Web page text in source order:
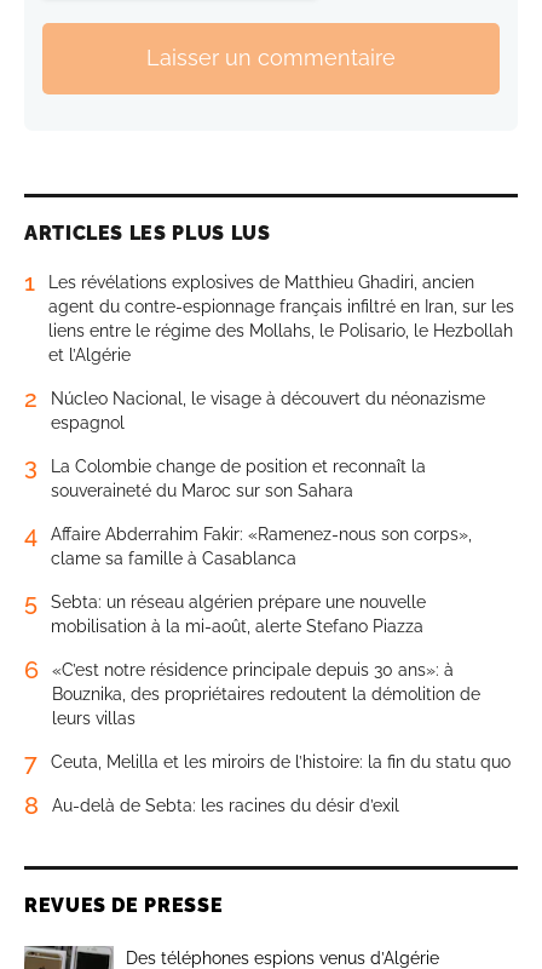
Laisser un commentaire
ARTICLES LES PLUS LUS
1
Les révélations explosives de Matthieu Ghadiri, ancien
agent du contre-espionnage français infiltré en Iran, sur les
liens entre le régime des Mollahs, le Polisario, le Hezbollah
et l’Algérie
2
Núcleo Nacional, le visage à découvert du néonazisme
espagnol
3
La Colombie change de position et reconnaît la
souveraineté du Maroc sur son Sahara
4
Affaire Abderrahim Fakir: «Ramenez-nous son corps»,
clame sa famille à Casablanca
5
Sebta: un réseau algérien prépare une nouvelle
mobilisation à la mi-août, alerte Stefano Piazza
6
«C’est notre résidence principale depuis 30 ans»: à
Bouznika, des propriétaires redoutent la démolition de
leurs villas
7 Ceuta, Melilla et les miroirs de l’histoire: la fin du statu quo
8 Au-delà de Sebta: les racines du désir d’exil
REVUES DE PRESSE
Des téléphones espions venus d’Algérie